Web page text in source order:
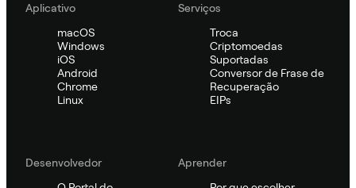
Aplicativo
macOS
Windows
iOS
Android
Chrome
Linux
Serviços
Troca
Criptomoedas
Suportadas
Conversor de Frase de
Recuperação
EIPs
Desenvolvedor
Aprender